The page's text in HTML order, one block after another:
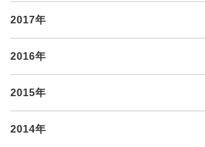
2017年
2016年
2015年
2014年